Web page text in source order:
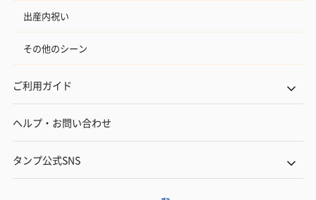
出産内祝い
その他のシーン
ご利用ガイド
ヘルプ・お問い合わせ
タンプ公式SNS